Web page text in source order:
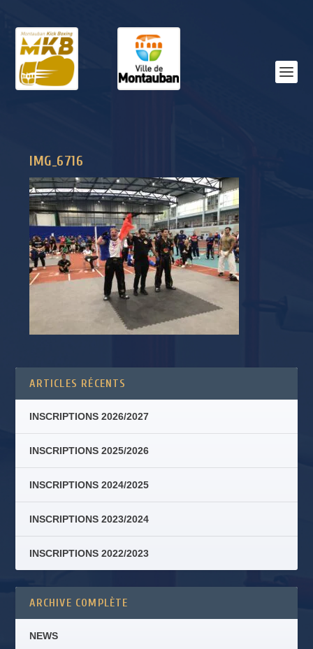
IMG_6716
ARTICLES RÉCENTS
INSCRIPTIONS 2026/2027
INSCRIPTIONS 2025/2026
INSCRIPTIONS 2024/2025
INSCRIPTIONS 2023/2024
INSCRIPTIONS 2022/2023
ARCHIVE COMPLÈTE
NEWS